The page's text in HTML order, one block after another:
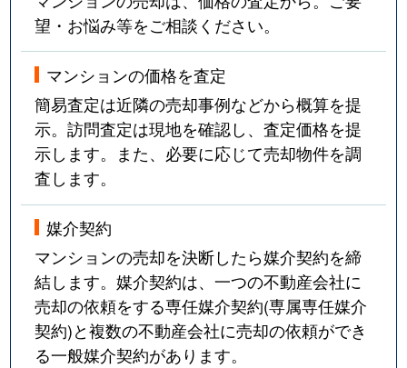
望・お悩み等をご相談ください。
マンションの価格を査定
簡易査定は近隣の売却事例などから概算を提
示。訪問査定は現地を確認し、査定価格を提
示します。また、必要に応じて売却物件を調
査します。
媒介契約
マンションの売却を決断したら媒介契約を締
結します。媒介契約は、一つの不動産会社に
売却の依頼をする専任媒介契約(専属専任媒介
契約)と複数の不動産会社に売却の依頼ができ
る一般媒介契約があります。